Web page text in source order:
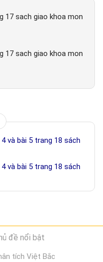
17 sach giao khoa mon
17 sach giao khoa mon
và bài 5 trang 18 sách
và bài 5 trang 18 sách
đề nổi bật
tích Việt Bắc